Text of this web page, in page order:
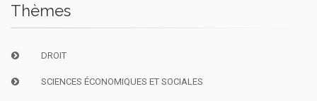
Thèmes
DROIT
SCIENCES ÉCONOMIQUES ET SOCIALES